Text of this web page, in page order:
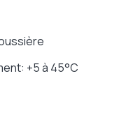
+5 à 45°C